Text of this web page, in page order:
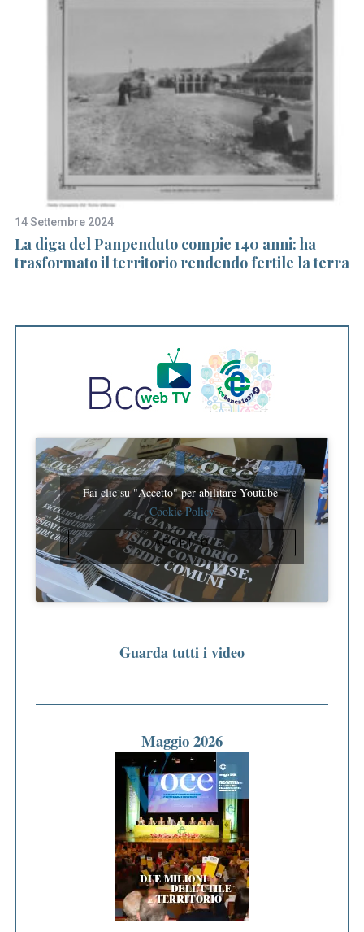
14 Settembre 2024
La diga del Panpenduto compie 140 anni: ha
trasformato il territorio rendendo fertile la terra
Fai clic su "Accetto" per abilitare Youtube
Cookie Policy
ACCETTO
Guarda tutti i video
Maggio 2026